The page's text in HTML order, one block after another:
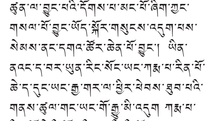
ཚུན་ལ་བྱུང་པའི་དོགས་པ་མང་པོ་ཞིག་ཀྱང་
གསལ་པོ་བྱུང་ཡོད་སྐོར་གསུངས་འདུག་པས་
སེམས་ནང་དགའ་ཚོར་ཆེན་པོ་བྱུང་། ཡིན་
ནའང་ད་བར་ཡུན་རིང་སོང་ཡང་ཀརྨ་པ་རིན་པོ་
ཆེ་ད་དུང་ཡང་རྒྱ་གར་ལ་ཕྱིར་ཕེབས་ཐུབ་པའི་
གནས་ཚུལ་གང་ཡང་གོ་རྒྱུ་མི་འདུག།ཀརྨ་པ་